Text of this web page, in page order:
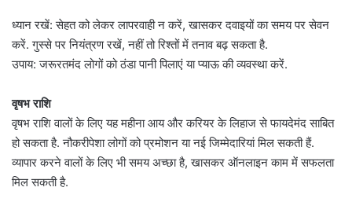
ध्यान रखें: सेहत को लेकर लापरवाही न करें, खासकर दवाइयों का समय पर सेवन
करें. गुस्से पर नियंत्रण रखें, नहीं तो रिश्तों में तनाव बढ़ सकता है.
उपाय: जरूरतमंद लोगों को ठंडा पानी पिलाएं या प्याऊ की व्यवस्था करें.
वृषभ राशि
वृषभ राशि वालों के लिए यह महीना आय और करियर के लिहाज से फायदेमंद साबित
हो सकता है. नौकरीपेशा लोगों को प्रमोशन या नई जिम्मेदारियां मिल सकती हैं.
व्यापार करने वालों के लिए भी समय अच्छा है, खासकर ऑनलाइन काम में सफलता
मिल सकती है.